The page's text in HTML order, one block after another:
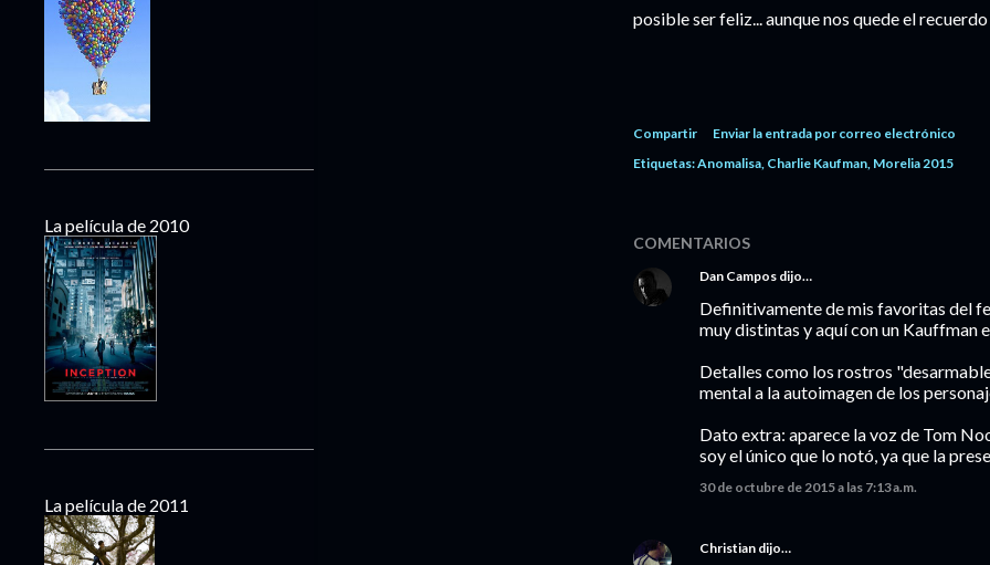
posible ser feliz... aunque nos quede el
Compartir
Enviar la entrada por correo electrónico
Etiquetas:Anomalisa Charlie Kaufman Morelia 2015
COMENTARIOS
Dan Campos dijo…
Definitivamente de mis favoritas del
muy distintas y aquí con un Kauffman
Detalles como los rostros
mental a la autoimagen de los
Dato extra: aparece la voz de Tom
soy el único que lo notó, ya que la
30 de octubre de 2015 a las 7:13 a.m.
Christian dijo…
La película de 2010
La película de 2011